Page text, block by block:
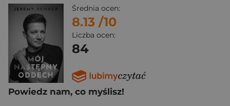
Średnia ocen:
8.13 /10
Liczba ocen:
84
Powiedz nam, co myślisz!